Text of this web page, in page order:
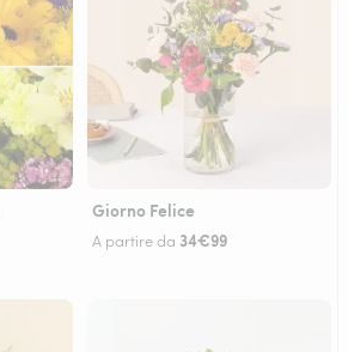
Giorno Felice
A partire da 34€99